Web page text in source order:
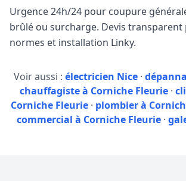
Urgence 24h/24 pour coupure
brûlé ou surcharge. Devis transparent
normes et installation Linky.
Voir aussi : électricien Nice ·
chauffagiste à Corniche Fleurie ·
Corniche Fleurie · plombier à
commercial à Corniche Fleurie ·